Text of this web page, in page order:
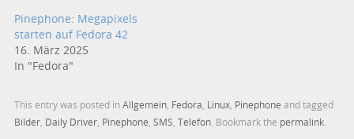
Pinephone: Megapixels
starten auf Fedora 42
16. März 2025
In "Fedora"
This entry was posted inAllgemein Fedora Linux Pinephone and tagged
Bilder Daily Driver Pinephone ,SMS ,Telefon . Bookmark the permalink